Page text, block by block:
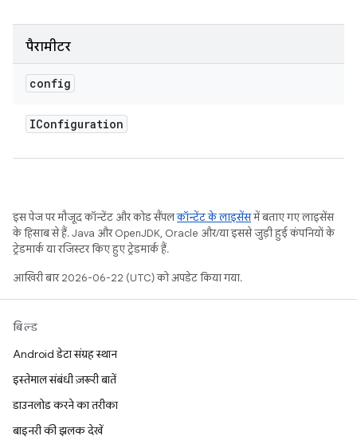
पैरामीटर
config
IConfiguration
इस पेज पर मौजूद कॉन्टेंट और कोड सैंपलकॉन्टेंट के लाइसेंसमें बताए गए लाइसेंस
के हिसाब से हैं. Java और OpenJDK, Oracle और/या इससे जुड़ी हुई कंपनियों के
ट्रेडमार्क या रजिस्टर किए हुए ट्रेडमार्क हैं.
आखिरी बार 2026-06-22 (UTC) को अपडेट किया गया.
बिल्ड
Android डेटा संग्रह स्थान
इस्तेमाल संबंधी ज़रूरी बातें
डाउनलोड करने का तरीका
बाइनरी की झलक देखें